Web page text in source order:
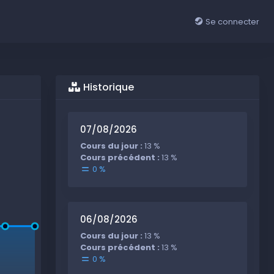
Se connecter
Historique
07/08/2026
Cours du jour :13 %
Cours précédent :13 %
0 %
06/08/2026
Cours du jour :13 %
Cours précédent :13 %
0 %